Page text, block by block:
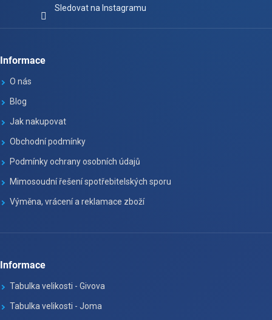
Sledovat na Instagramu
Informace
O nás
Blog
Jak nakupovat
Obchodní podmínky
Podmínky ochrany osobních údajů
Mimosoudní řešení spotřebitelských sporu
Výměna, vrácení a reklamace zboží
Informace
Tabulka velikosti - Givova
Tabulka velikosti - Joma